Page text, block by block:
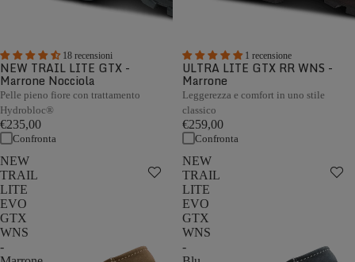
18 recensioni
NEW TRAIL LITE GTX -
Marrone Nocciola
Pelle pieno fiore con trattamento
Hydrobloc®
€235,00
Confronta
1 recensione
ULTRA LITE GTX RR WNS -
Marrone
Leggerezza e comfort in uno stile
classico
€259,00
Confronta
NEW
TRAIL
LITE
EVO
GTX
WNS
-
NEW
TRAIL
LITE
EVO
GTX
WNS
-